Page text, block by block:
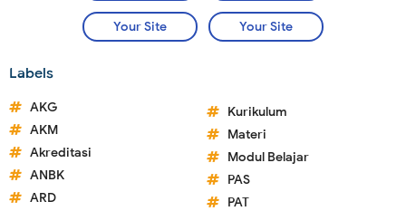
Your Site Your Site
Labels
AKG
AKM
Akreditasi
ANBK
ARD
Kurikulum
Materi
Modul Belajar
PAS
PAT